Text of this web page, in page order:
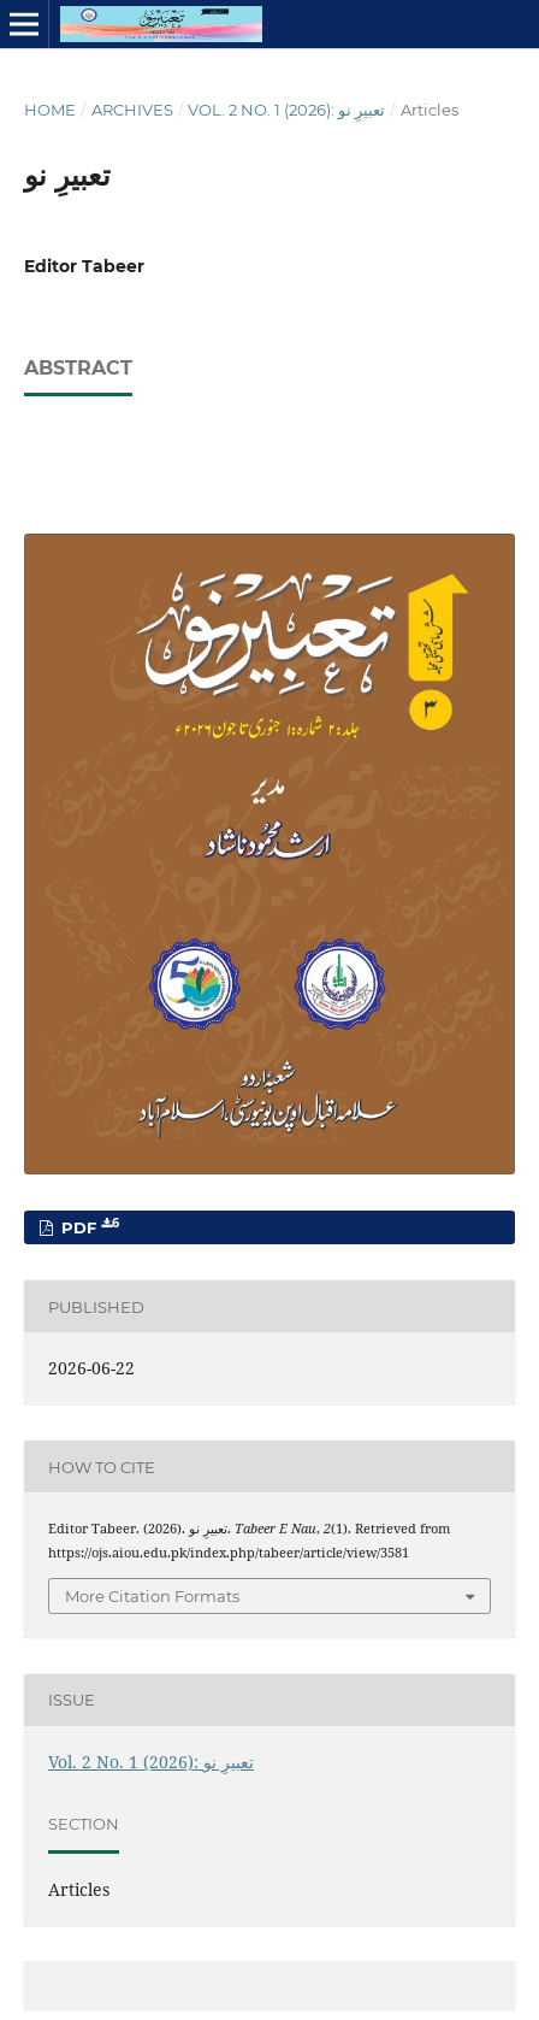
HOME / ARCHIVES / VOL. 2 NO. 1 (2026): تعبیرِ نو / Articles
تعبیرِ نو
Editor Tabeer
ABSTRACT
PDF 6
PUBLISHED
2026-06-22
HOW TO CITE
Editor Tabeer. (2026). تعبیرِ نو. Tabeer E Nau, 2(1). Retrieved from
https://ojs.aiou.edu.pk/index.php/tabeer/article/view/3581
More Citation Formats
ISSUE
Vol. 2 No. 1 (2026): تعبیرِ نو
SECTION
Articles